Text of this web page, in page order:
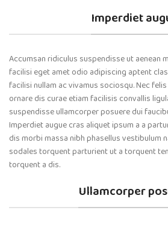
Imperdiet
Accumsan ridiculus suspendisse ut aenean
facilisi eget amet odio adipiscing aptent
facilisi nullam ac vivamus sociosqu. Nec
ornare dis curae etiam facilisis convallis
suspendisse ullamcorper posuere dui
Imperdiet augue cras aliquet ipsum a a
dis morbi massa nibh phasellus vestibulum
sodales torquent parturient ut a torquent
torquent a dis.
Ullamcorper